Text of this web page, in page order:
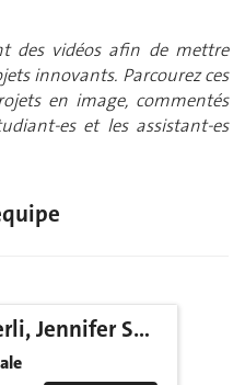
des vidéos afin de mettre
innovants. Parcourez ces
en image, commentés
es et les assistant-es
Pauline Hämmerli, Jennifer Socquet, Aurélia Platon, Nadia Bajwa, Lygia Pavitt